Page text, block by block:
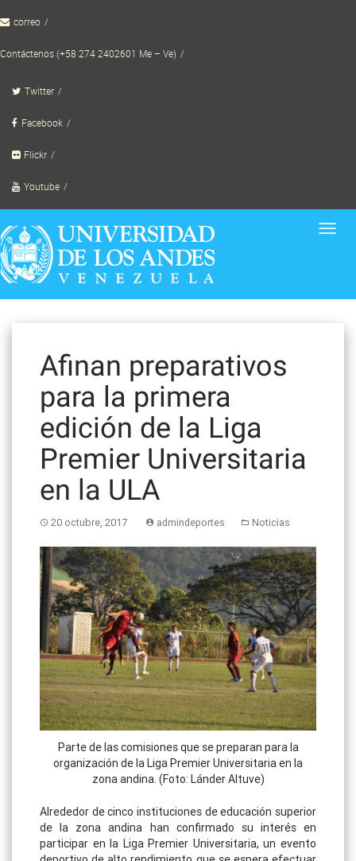
to correo
Contáctenos (+58 274 2402601 Me – Ve)
Twitter
Facebook
Flickr
Youtube
Afinan preparativos
para la primera
edición de la Liga
Premier Universitaria
en la ULA
20 octubre, 2017 admindeportes Noticias
Parte de las comisiones que se preparan para la
organización de la Liga Premier Universitaria en la
zona andina. (Foto: Lánder Altuve)
Alrededor de cinco instituciones de educación superior
de la zona andina han confirmado su interés en
participar en la Liga Premier Universitaria, un evento